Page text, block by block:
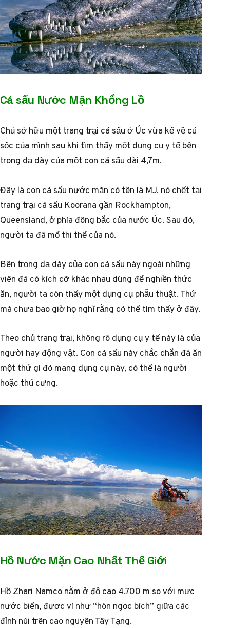
Cá sấu Nước Mặn Khổng Lồ
Chủ sở hữu một trang trại cá sấu ở Úc vừa kể về cú
sốc của mình sau khi tìm thấy một dụng cụ y tế bên
trong dạ dày của một con cá sấu dài 4,7m.
Đây là con cá sấu nước mặn có tên là MJ, nó chết tại
trang trại cá sấu Koorana gần Rockhampton,
Queensland, ở phía đông bắc của nước Úc. Sau đó,
người ta đã mổ thi thể của nó.
Bên trọng dạ dày của con cá sấu này ngoài những
viên đá có kích cỡ khác nhau dùng để nghiền thức
ăn, người ta còn thấy một dụng cụ phẫu thuật. Thứ
mà chưa bao giờ họ nghĩ rằng có thể tìm thấy ở đây.
Theo chủ trang trại, không rõ dụng cụ y tế này là của
người hay động vật. Con cá sấu này chắc chắn đã ăn
một thứ gì đó mang dụng cụ này, có thể là người
hoặc thú cưng.
Hồ Nước Mặn Cao Nhất Thế Giới
Hồ Zhari Namco nằm ở độ cao 4.700 m so với mực
nước biển, được ví như “hòn ngọc bích” giữa các
đỉnh núi trên cao nguyên Tây Tạng.